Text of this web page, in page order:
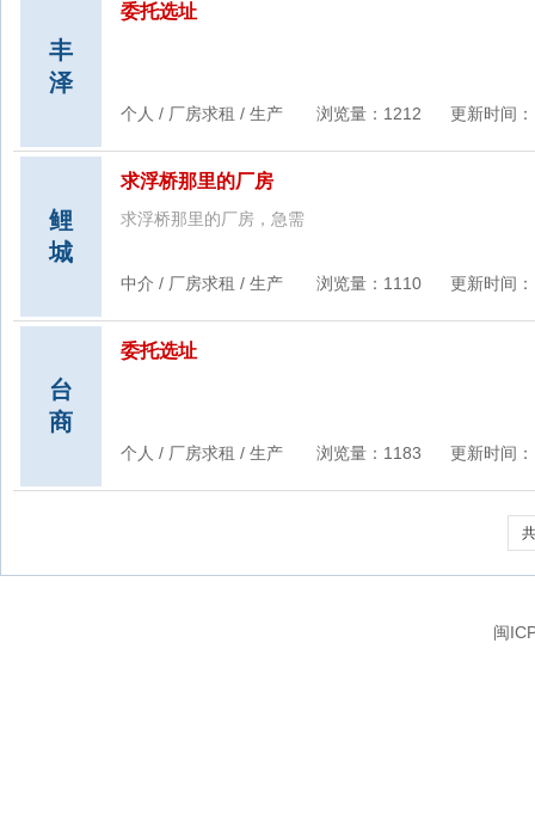
丰
泽
委托选址
个人 / 厂房求租 / 生产 浏览量：1212 更新时间：
鲤
城
求浮桥那里的厂房
求浮桥那里的厂房，急需
中介 / 厂房求租 / 生产 浏览量：1110 更新时间：
台
商
委托选址
个人 / 厂房求租 / 生产 浏览量：1183 更新时间：
闽